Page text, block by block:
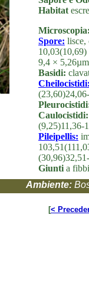
Habitat
Spore: lisce,
9,4 ×
Basidi:
Caulocistidi:
(9,25)11,36-
Pileipellis:
Giunti a
Ambiente:
[<